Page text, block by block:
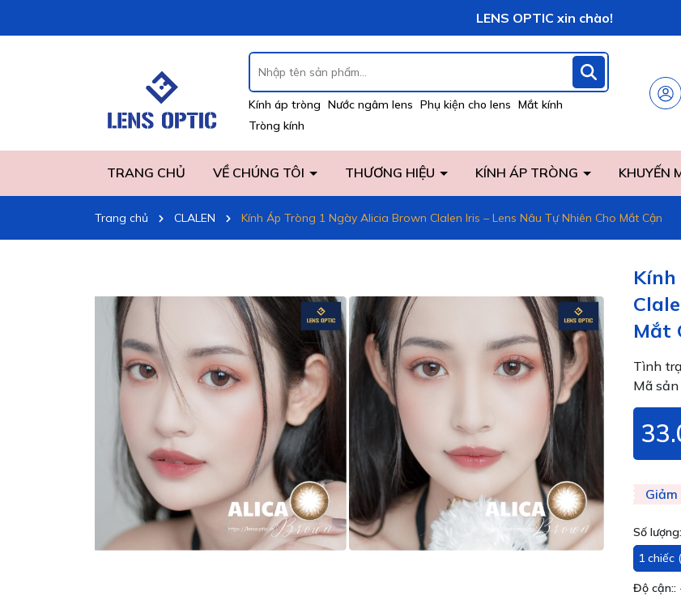
LENS OPTIC xin chào!
Vô vàng khuyến mãi hấp dẫn đang chờ đợi
Kính áp tròng Nước ngâm lens Phụ kiện cho lens Mắt kính
Tròng kính
TRANG CHỦ VỀ CHÚNG TÔI THƯƠNG HIỆU KÍNH ÁP TRÒNG KHUYẾN
Trang chủ CLALEN Kính Áp Tròng 1 Ngày Alicia Brown Clalen Iris – Lens Nâu Tự Nhiên Cho Mắt Cận
Mắt
Tình
Mã
Số
1 chiếc
Độ cận::